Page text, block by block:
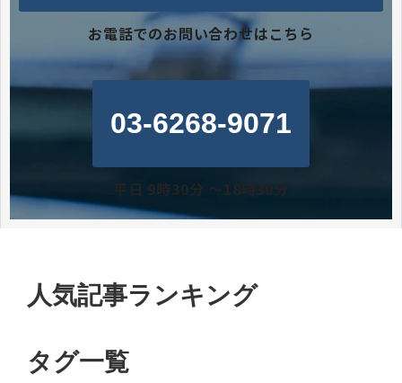
お電話でのお問い合わせはこちら
03-6268-9071
平日 9時30分 〜18時30分
人気記事ランキング
タグ一覧